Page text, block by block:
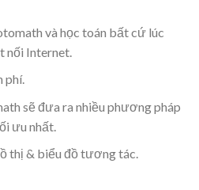
và học toán bất cứ lúc
nối Internet.
phí.
sẽ đưa ra nhiều phương pháp
ưu nhất.
thị & biểu đồ tương tác.